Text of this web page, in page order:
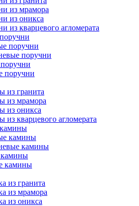
из мрамора
из оникса
из кварцевого агломерата
поручни
поручни
поручни
из гранита
из мрамора
из оникса
из кварцевого агломерата
камины
камины
камины
из гранита
из мрамора
из оникса